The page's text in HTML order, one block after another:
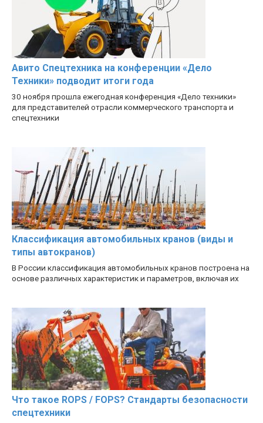
Авито Спецтехника на конференции «Дело
Техники» подводит итоги года
30 ноября прошла ежегодная конференция «Дело техники»
для представителей отрасли коммерческого транспорта и
спецтехники
Классификация автомобильных кранов (виды и
типы автокранов)
В России классификация автомобильных кранов построена на
основе различных характеристик и параметров, включая их
Что такое ROPS / FOPS? Стандарты безопасности
спецтехники